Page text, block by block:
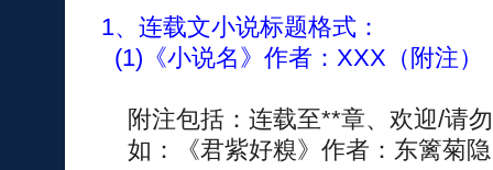
1、连载文小说标题格式：
(1)《小说名》作者：XXX（附注）
附注包括：连载至**章、欢迎/请
如：《君紫好糗》作者：东篱菊